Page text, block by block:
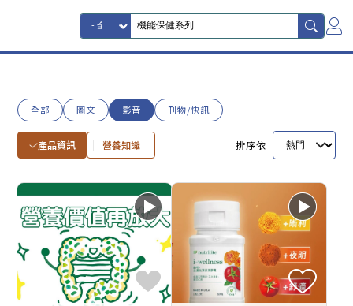
全部 圖文 影音 刊物/快訊
產品資訊 營養知識 排序依